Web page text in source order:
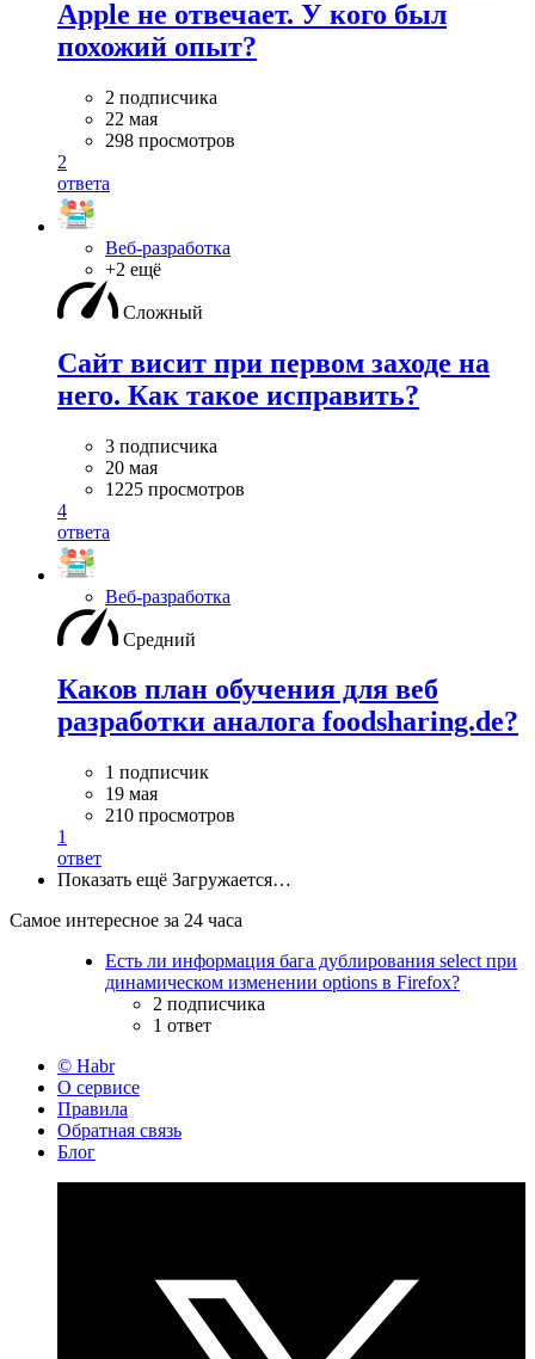
Apple не отвечает. У кого был
похожий опыт?
2 подписчика
22 мая
298 просмотров
2
ответа
Веб-разработка
+2 ещё
Сложный
Сайт висит при первом заходе на
него. Как такое исправить?
3 подписчика
20 мая
1225 просмотров
4
ответа
Веб-разработка
Средний
Каков план обучения для веб
разработки аналога foodsharing.de?
1 подписчик
19 мая
210 просмотров
1
ответ
Показать ещё Загружается…
Самое интересное за 24 часа
Есть ли информация бага дублирования select при
динамическом изменении options в Firefox?
2 подписчика
1 ответ
© Habr
О сервисе
Правила
Обратная связь
Блог